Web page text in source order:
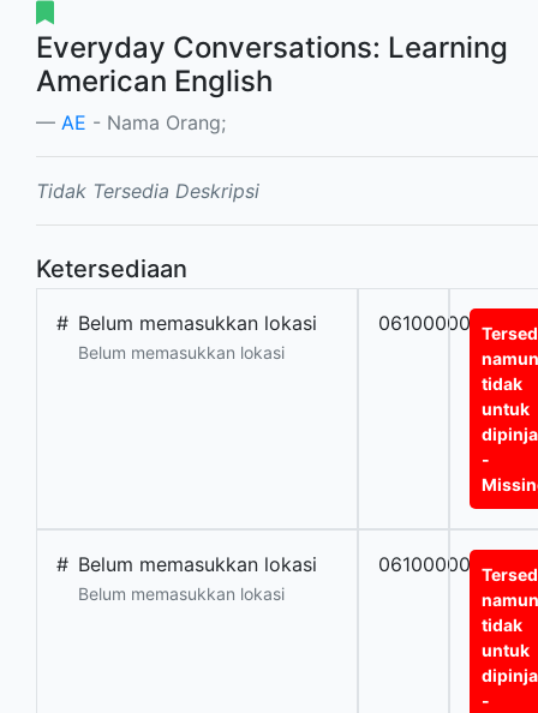
Everyday Conversations: Learning
American English
AE - Nama Orang;
Tidak Tersedia Deskripsi
Ketersediaan
# Belum memasukkan lokasi
Belum memasukkan lokasi
0610000000658
tidak
untuk
-
# Belum memasukkan lokasi
Belum memasukkan lokasi
0610000000659
tidak
untuk
-